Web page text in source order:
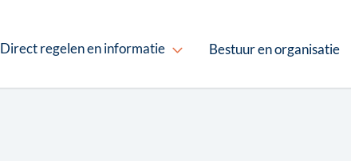
Direct regelen en informatie Bestuur en organisatie